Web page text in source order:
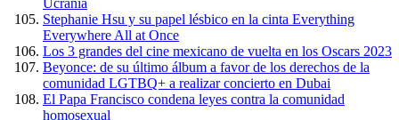
Ucrania
Stephanie Hsu y su papel lésbico en la cinta Everything
Everywhere All at Once
Los 3 grandes del cine mexicano de vuelta en los Oscars 2023
Beyonce: de su último álbum a favor de los derechos de la
comunidad LGTBQ+ a realizar concierto en Dubai
El Papa Francisco condena leyes contra la comunidad
homosexual